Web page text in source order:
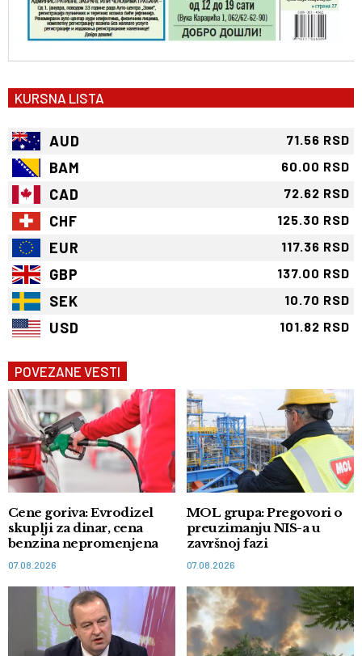
KURSNA LISTA
AUD 71.56 RSD
BAM 60.00 RSD
CAD 72.62 RSD
CHF 125.30 RSD
EUR 117.36 RSD
GBP 137.00 RSD
SEK 10.70 RSD
USD 101.82 RSD
POVEZANE VESTI
Cene goriva: Evrodizel
skuplji za dinar, cena
benzina nepromenjena
07.08.2026
MOL grupa: Pregovori o
preuzimanju NIS-a u
završnoj fazi
07.08.2026